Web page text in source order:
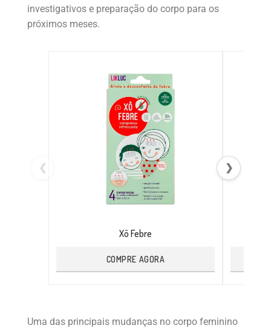
investigativos e preparação do corpo para os
próximos meses.
❮
Xô Febre
COMPRE AGORA
❯
Uma das principais mudanças no corpo feminino